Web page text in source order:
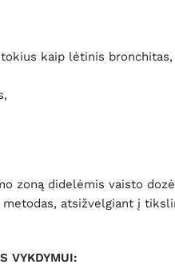
kaip lėtinis
zoną didelėmis vaisto
atsižvelgiant į
VYKDYMUI: